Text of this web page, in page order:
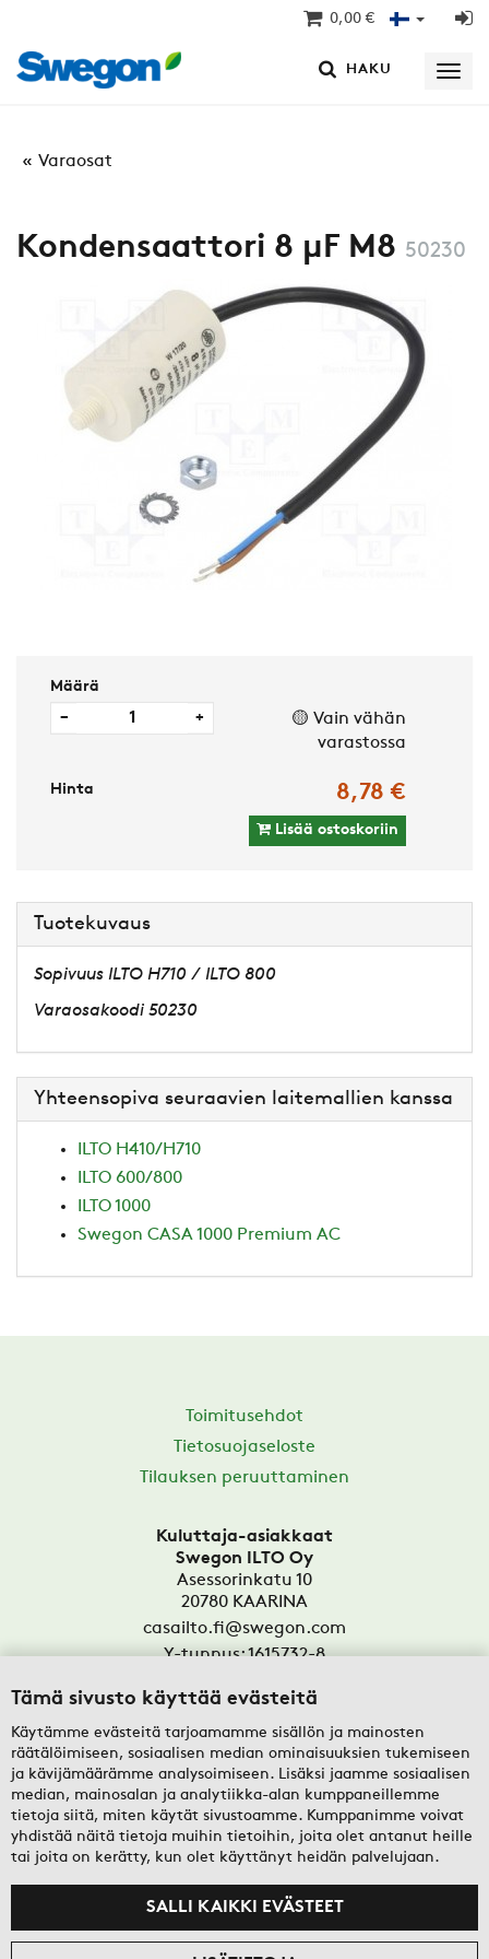
0,00 €
HAKU
Varaosat
Kondensaattori 8 μF M8 50230
Määrä
− +
🟡 Vain vähän
varastossa
Hinta 8,78 €
Lisää ostoskoriin
Tuotekuvaus
Sopivuus ILTO H710 / ILTO 800
Varaosakoodi 50230
Yhteensopiva seuraavien laitemallien kanssa
ILTO H410/H710
ILTO 600/800
ILTO 1000
Swegon CASA 1000 Premium AC
Toimitusehdot
Tietosuojaseloste
Tilauksen peruuttaminen
Kuluttaja-asiakkaat
Swegon ILTO Oy
Asessorinkatu 10
20780 KAARINA
casailto.fi@swegon.com
Y-tunnus: 1615732-8
Yritysasiakkaat
Oy Swegon Ab
Bertel Jungin aukio 7
FI-02600 ESPOO
tekninentuki@swegon.fi
Y-tunnus: 0108352-2
Tämä sivusto käyttää evästeitä
Käytämme evästeitä tarjoamamme sisällön ja mainosten
räätälöimiseen, sosiaalisen median ominaisuuksien tukemiseen
ja kävijämäärämme analysoimiseen. Lisäksi jaamme sosiaalisen
median, mainosalan ja analytiikka-alan kumppaneillemme
tietoja siitä, miten käytät sivustoamme. Kumppanimme voivat
yhdistää näitä tietoja muihin tietoihin, joita olet antanut heille
tai joita on kerätty, kun olet käyttänyt heidän palvelujaan.
SALLI KAIKKI EVÄSTEET